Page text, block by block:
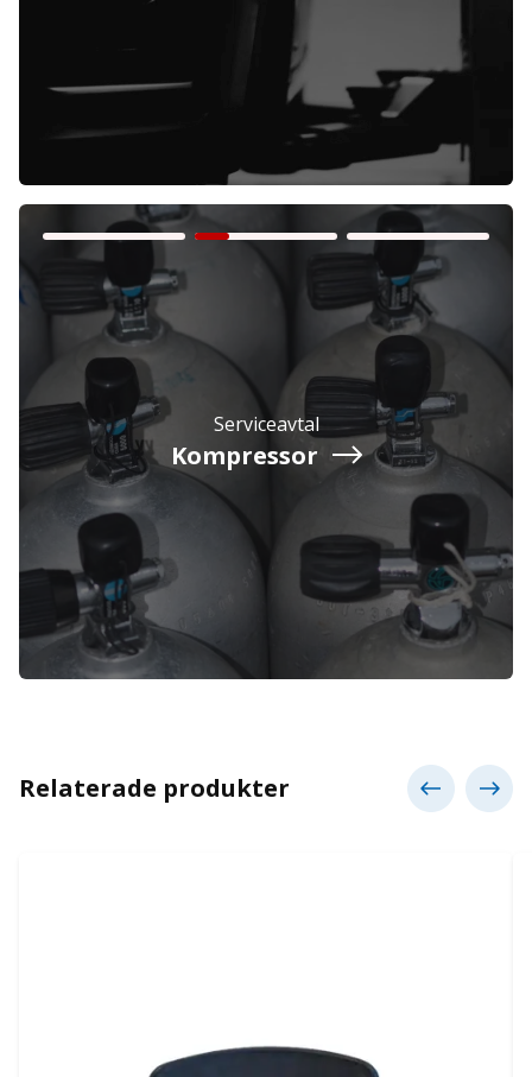
Företag Exkl. moms
Privatperson Inkl. moms
Serviceavtal
Kompressor
Relaterade produkter